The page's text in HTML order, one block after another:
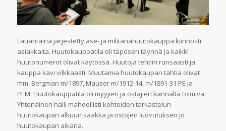
Lauantaina järjestetty ase- ja militariahuutokauppa kiinnosti
asiakkaita. Huutokauppatila oli täpösen täynnä ja kaikki
huutonumerot olivat käytössä. Huutoja tehtiin runsaasti ja
kauppa kävi vilkkaasti. Muutamia huutokaupan tähtiä olivat
mm. Bergman m/1897, Mauser m/1912-14, m/1891-31 PE ja
PEM. Huutokauppatila oli myyjien ja ostajien kannalta toimiva.
Yhtenäinen halli mahdollisti kohteiden tarkastelun
huutokaupan alkuun saakka ja ostojen luovutuksen jo
huutokaupan aikana.